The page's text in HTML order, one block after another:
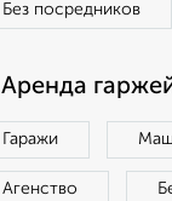
Без посредников
Аренда
Гаражи
Агенство